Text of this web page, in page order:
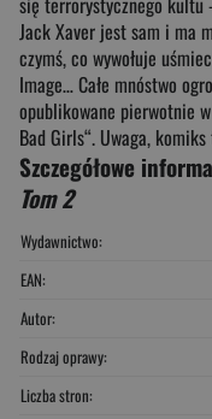
Jack Xaver jest sam i ma
czymś, co wywołuje
Image… Całe mnóstwo
opublikowane pierwotnie
Bad Girls“. Uwaga,
Szczegółowe
Tom 2
Wydawnictwo:
EAN:
Autor:
Rodzaj oprawy:
Liczba stron: